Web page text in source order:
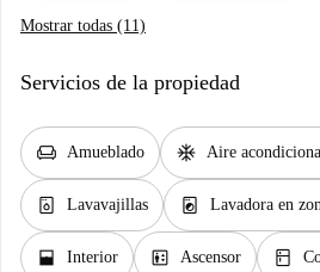
Mostrar todas (11)
Servicios de la propiedad
chair Amueblado ac_unit Aire
dishwasher_gen Lavavajillas local_laundry_service Lavadora en
window_open Interior elevator Ascensor kitchen